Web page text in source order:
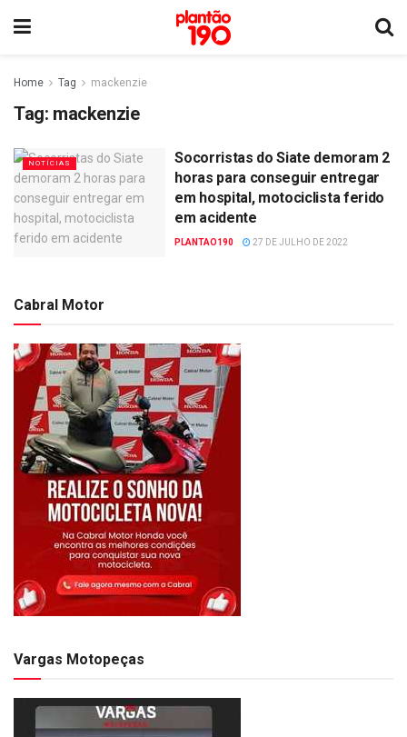
Home Tag mackenzie
Tag: mackenzie
NOTÍCIAS
Socorristas do Siate demoram 2
horas para conseguir entregar
em hospital, motociclista ferido
em acidente
PLANTAO190 27 DE JULHO DE 2022
Cabral Motor
Vargas Motopeças